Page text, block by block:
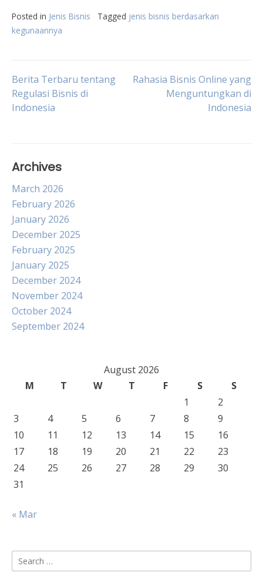
Posted in Jenis Bisnis Tagged jenis bisnis berdasarkan
kegunaannya
Post
navigation
Berita Terbaru tentang
Regulasi Bisnis di
Indonesia
Rahasia Bisnis Online yang
Menguntungkan di
Indonesia
Archives
March 2026
February 2026
January 2026
December 2025
February 2025
January 2025
December 2024
November 2024
October 2024
September 2024
August 2026
M
T W T F S
S
1
2
3
4 5 6 7 8
9
10
11 12 13 14 15
16
17
18 19 20 21 22
23
24
25 26 27 28 29
30
31
« Mar
Search
for: